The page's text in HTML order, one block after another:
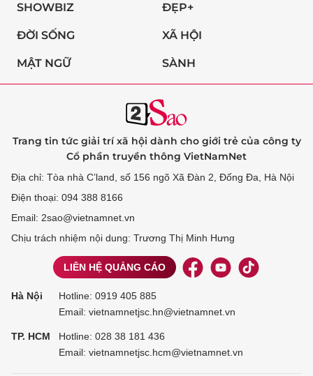
SHOWBIZ ĐẸP+
ĐỜI SỐNG XÃ HỘI
MẬT NGỮ SÀNH
Trang tin tức giải trí xã hội dành cho giới trẻ của công ty
Cổ phần truyền thông VietNamNet
Địa chỉ: Tòa nhà C’land, số 156 ngõ Xã Đàn 2, Đống Đa, Hà Nội
Điện thoại: 094 388 8166
Email: 2sao@vietnamnet.vn
Chịu trách nhiệm nội dung: Trương Thị Minh Hưng
LIÊN HỆ QUẢNG CÁO
Hà Nội Hotline: 0919 405 885
Email: vietnamnetjsc.hn@vietnamnet.vn
TP. HCM Hotline: 028 38 181 436
Email: vietnamnetjsc.hcm@vietnamnet.vn